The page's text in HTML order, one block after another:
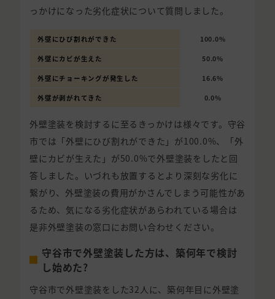
っかけになった劣化症状について質問しました。
外壁にひび割れができた 100.0%
外壁にカビが生えた 50.0%
外壁にチョーキングが発生した 16.6%
外壁が剥がれてきた 0.0%
外壁塗装を検討するに至るきっかけは様々です。守谷
市では「外壁にひび割れができた」が100.0%、「外
壁にカビが生えた」が50.0%で外壁塗装をしたと回
答しました。いづれも放置するとより深刻な劣化に
繋がり、外壁塗装の費用がかさんでしまう可能性があ
るため、気になる劣化症状があらわれている場合は
是非外壁塗装の窓口にお問い合わせください。
守谷市で外壁塗装した方は、築何年で検討
し始めた?
守谷市で外壁塗装をした32人に、築何年目に外壁塗